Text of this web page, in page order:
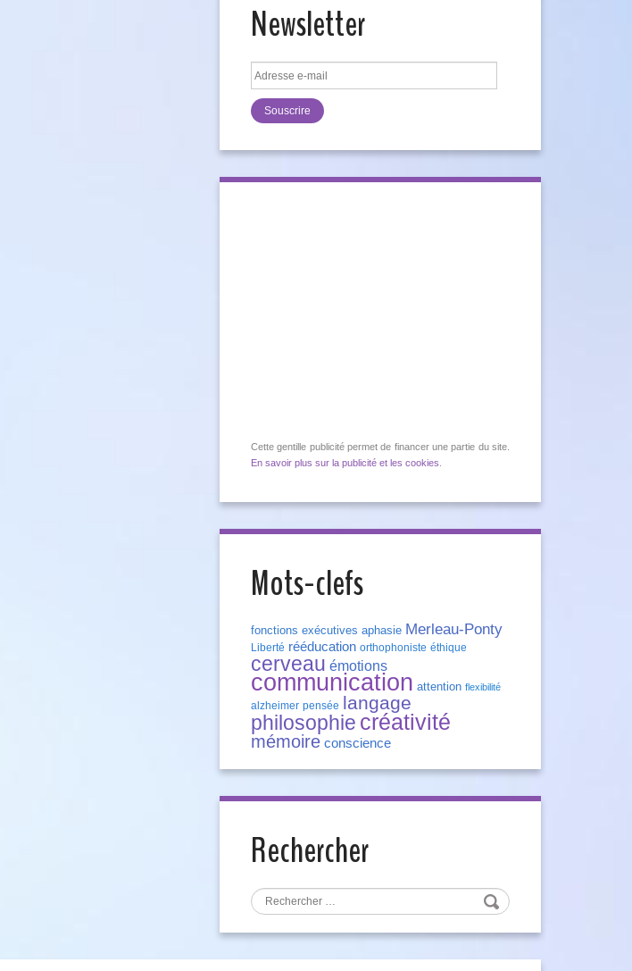
Newsletter
Adresse
e-
mail
Cette gentille publicité permet de financer une partie du site.
En savoir plus sur la publicité et les cookies
Mots-clefs
fonctions exécutives aphasie Merleau-Ponty
Liberté rééducation orthophoniste éthique
cerveau émotions
communication attention flexibilité
alzheimer pensée langage
philosophie créativité
mémoire conscience
Rechercher